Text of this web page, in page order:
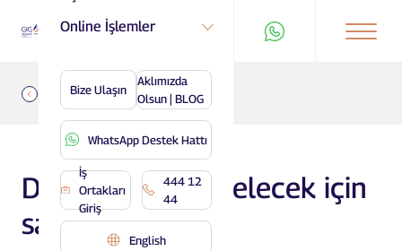
Online İşlemler
Bize Ulaşın
Aklımızda
Olsun | BLOG
WhatsApp Destek Hattı
İş
Ortakları
Giriş
444 12
44
English
Geri
Daha temiz bir gelecek için
sahadaydık!